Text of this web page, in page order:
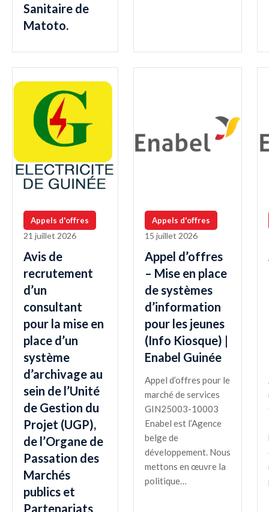
Sanitaire de
Matoto.
Appels d'offres
21 juillet 2026
Avis de
recrutement
d’un
consultant
pour la mise en
place d’un
système
d’archivage au
sein de l’Unité
de Gestion du
Projet (UGP),
de l’Organe de
Passation des
Marchés
publics et
Partenariats
Appels d'offres
15 juillet 2026
Appel d’offres
– Mise en place
de systèmes
d’information
pour les jeunes
(Info Kiosque) |
Enabel Guinée
Appel d’offres pour le
marché de services
GIN25003-10003
Enabel est l’Agence
belge de
développement. Nous
mettons en œuvre la
politique…